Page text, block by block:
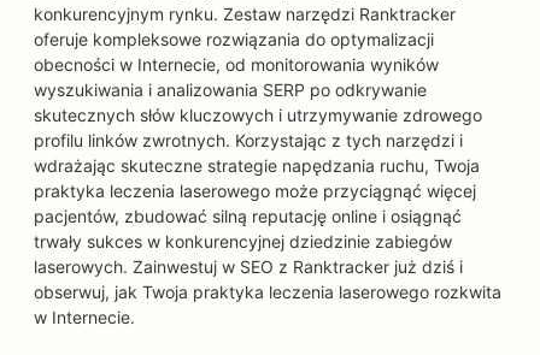
konkurencyjnym rynku. Zestaw narzędzi Ranktracker
oferuje kompleksowe rozwiązania do optymalizacji
obecności w Internecie, od monitorowania wyników
wyszukiwania i analizowania SERP po odkrywanie
skutecznych słów kluczowych i utrzymywanie zdrowego
profilu linków zwrotnych. Korzystając z tych narzędzi i
wdrażając skuteczne strategie napędzania ruchu, Twoja
praktyka leczenia laserowego może przyciągnąć więcej
pacjentów, zbudować silną reputację online i osiągnąć
trwały sukces w konkurencyjnej dziedzinie zabiegów
laserowych. Zainwestuj w SEO z Ranktracker już dziś i
obserwuj, jak Twoja praktyka leczenia laserowego rozkwita
w Internecie.